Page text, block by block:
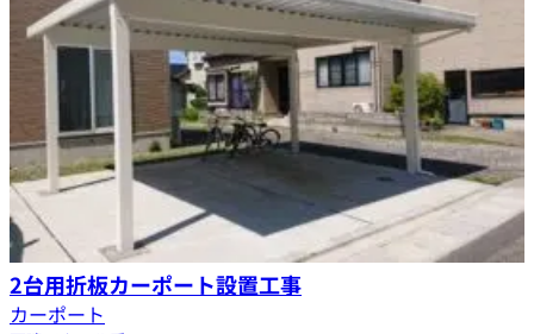
2台用折板カーポート設置工事
カーポート